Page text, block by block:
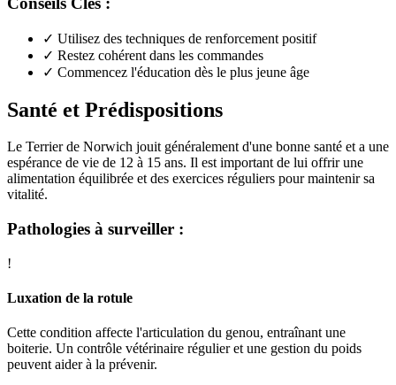
✓ Utilisez des techniques de renforcement positif
✓ Restez cohérent dans les commandes
✓ Commencez l'éducation dès le plus jeune âge
Santé et Prédispositions
Le Terrier de Norwich jouit généralement d'une bonne santé et a une
espérance de vie de 12 à 15 ans. Il est important de lui offrir une
alimentation équilibrée et des exercices réguliers pour maintenir sa
vitalité.
Pathologies à surveiller :
!
Luxation de la rotule
Cette condition affecte l'articulation du genou, entraînant une
boiterie. Un contrôle vétérinaire régulier et une gestion du poids
peuvent aider à la prévenir.